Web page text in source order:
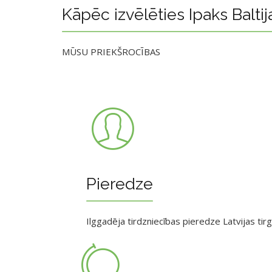
Kāpēc izvēlēties Ipaks
MŪSU PRIEKŠROCĪBAS
Pieredze
Ilggadēja tirdzniecības pieredze Latvijas